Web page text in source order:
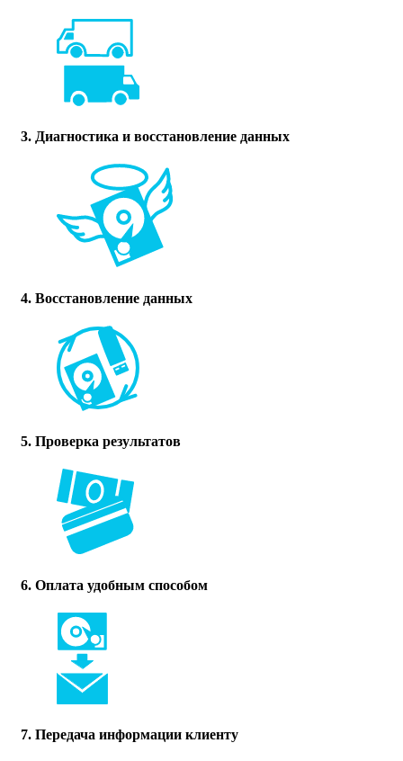
3. Диагностика и восстановление данных
4. Восстановление данных
5. Проверка результатов
6. Оплата удобным способом
7. Передача информации клиенту